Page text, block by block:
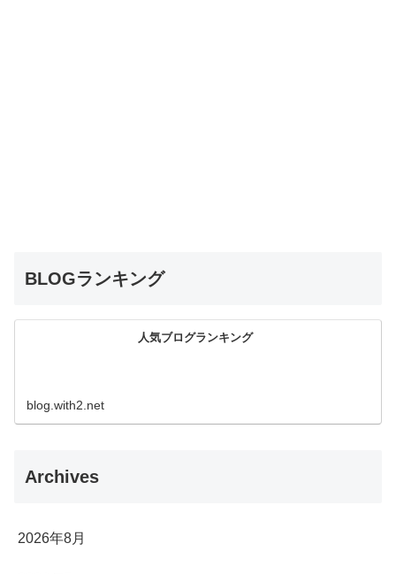
BLOGランキング
人気ブログランキング
blog.with2.net
Archives
2026年8月